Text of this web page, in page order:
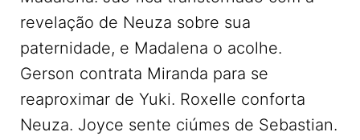
revelação de Neuza sobre sua
paternidade, e Madalena o acolhe.
Gerson contrata Miranda para se
reaproximar de Yuki. Roxelle conforta
Neuza. Joyce sente ciúmes de Sebastian.